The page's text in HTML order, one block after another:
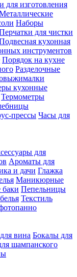
изготовления
Наборы
для чистки
кухонная
инструментов
Порядок на кухне
Разделочные
кухонные
Термометры
прессы Часы для
для
Ароматы для
и дачи Глажка
Маникюрные
Пепельницы
Текстиль
вина Бокалы для
шампанского